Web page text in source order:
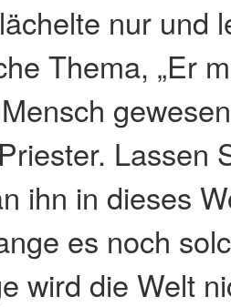
nur und
Thema, „Er
Lassen
ihn in dieses
es noch
wird die Welt